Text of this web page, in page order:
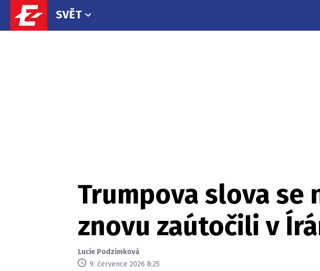
SVĚT
Trumpova slova se
znovu zaútočili v
Lucie Podzimková
9. července 2026 8:25